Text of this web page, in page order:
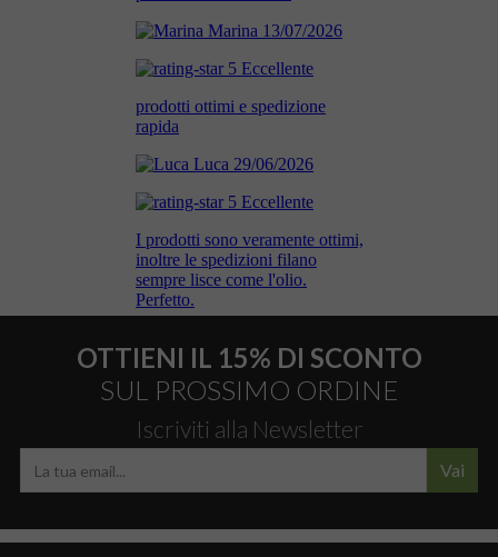
OTTIENI IL 15% DI SCONTO
SUL PROSSIMO ORDINE
Iscriviti alla Newsletter
Vai